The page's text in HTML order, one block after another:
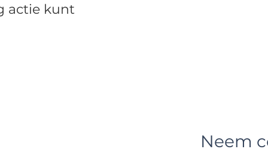
actie kunt
Neem